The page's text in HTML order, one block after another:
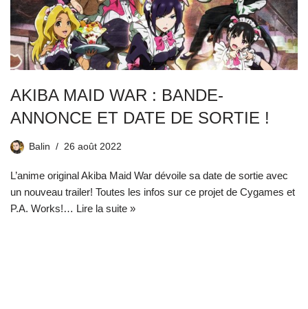
AKIBA MAID WAR : BANDE-
ANNONCE ET DATE DE SORTIE !
Balin 26 août 2022
L’anime original Akiba Maid War dévoile sa date de sortie avec
un nouveau trailer! Toutes les infos sur ce projet de Cygames et
P.A. Works!… Lire la suite »